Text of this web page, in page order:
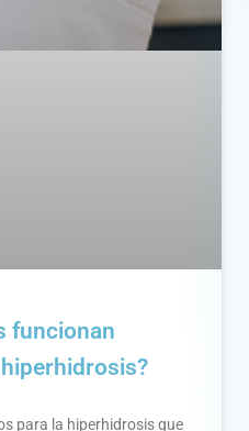
funcionan
para la hiperhidrosis que